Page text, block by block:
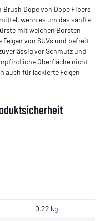
Brush Dope von Dope Fibers
wenn es um das sanfte
mit weichen Borsten
von SUVs und befreit
vor Schmutz und
Oberfläche nicht
auch für lackierte Felgen
0,22 kg